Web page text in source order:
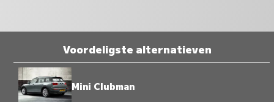
Voordeligste alternatieven
Mini Clubman